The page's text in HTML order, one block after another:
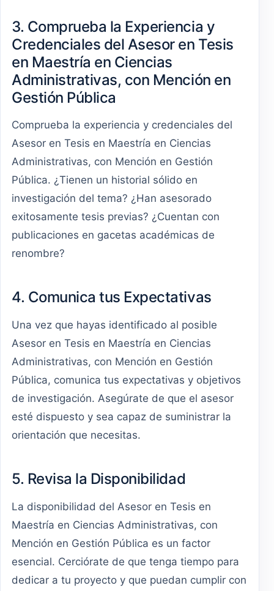
3. Comprueba la Experiencia y
Credenciales del Asesor en Tesis
en Maestría en Ciencias
Administrativas, con Mención en
Gestión Pública
Comprueba la experiencia y credenciales del
Asesor en Tesis en Maestría en Ciencias
Administrativas, con Mención en Gestión
Pública. ¿Tienen un historial sólido en
investigación del tema? ¿Han asesorado
exitosamente tesis previas? ¿Cuentan con
publicaciones en gacetas académicas de
renombre?
4. Comunica tus Expectativas
Una vez que hayas identificado al posible
Asesor en Tesis en Maestría en Ciencias
Administrativas, con Mención en Gestión
Pública, comunica tus expectativas y objetivos
de investigación. Asegúrate de que el asesor
esté dispuesto y sea capaz de suministrar la
orientación que necesitas.
5. Revisa la Disponibilidad
La disponibilidad del Asesor en Tesis en
Maestría en Ciencias Administrativas, con
Mención en Gestión Pública es un factor
esencial. Cerciórate de que tenga tiempo para
dedicar a tu proyecto y que puedan cumplir con